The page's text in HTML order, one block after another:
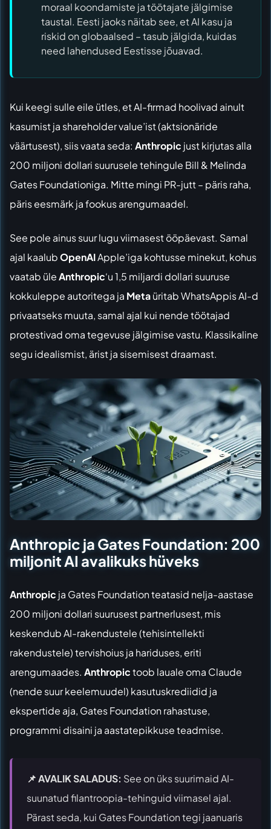
moraal koondamiste ja töötajate jälgimise
taustal. Eesti jaoks näitab see, et AI kasu ja
riskid on globaalsed – tasub jälgida, kuidas
need lahendused Eestisse jõuavad.
Kui keegi sulle eile ütles, et AI-firmad hoolivad ainult
kasumist ja shareholder value’ist (aktsionäride
väärtusest), siis vaata seda: Anthropic just kirjutas alla
200 miljoni dollari suurusele tehingule Bill & Melinda
Gates Foundationiga. Mitte mingi PR-jutt – päris raha,
päris eesmärk ja fookus arengumaadel.
See pole ainus suur lugu viimasest ööpäevast. Samal
ajal kaalubOpenAIApple’iga kohtusse minekut, kohus
vaatab üleAnthropic‘u 1,5 miljardi dollari suuruse
kokkuleppe autoritega ja Metaüritab WhatsAppis AI-d
privaatseks muuta, samal ajal kui nende töötajad
protestivad oma tegevuse jälgimise vastu. Klassikaline
segu idealismist, ärist ja sisemisest draamast.
Anthropic ja Gates Foundation: 200
miljonit AI avalikuks hüveks
Anthropic ja Gates Foundation teatasid nelja-aastase
200 miljoni dollari suurusest partnerlusest, mis
keskendub AI-rakendustele (tehisintellekti
rakendustele) tervishoius ja hariduses, eriti
arengumaades. Anthropictoob lauale oma Claude
(nende suur keelemuudel) kasutuskrediidid ja
ekspertide aja, Gates Foundation rahastuse,
programmi disaini ja aastatepikkuse teadmise.
📌 AVALIK SALADUS: See on üks suurimaid AI-
suunatud filantroopia-tehinguid viimasel ajal.
Pärast seda, kui Gates Foundation tegi jaanuaris